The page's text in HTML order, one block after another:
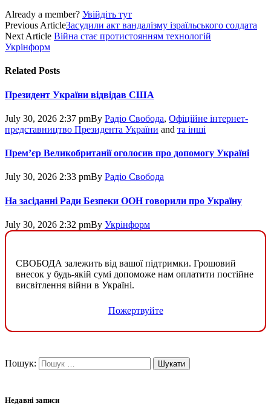
Already a member? Увійдіть тут
Previous ArticleЗасудили акт вандалізму ізраїльського солдата
Next Article Війна стає протистоянням технологій
Укрінформ
Related Posts
Президент України відвідав США
July 30, 2026 2:37 pmBy Радіо Свобода, Офіційне інтернет-
представництво Президента України and та інші
Прем’єр Великобританії оголосив про допомогу Україні
July 30, 2026 2:33 pmBy Радіо Свобода
На засіданні Ради Безпеки ООН говорили про Україну
July 30, 2026 2:32 pmBy Укрінформ
СВОБОДА залежить від вашої підтримки. Грошовий
внесок у будь-якій сумі допоможе нам оплатити постійне
висвітлення війни в Україні.
Пожертвуйте
Пошук:
Недавні записи